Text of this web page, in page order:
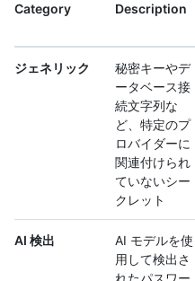
Category Description
ジェネリック
秘密キーやデ
ータベース接
続文字列な
ど、特定のプ
ロバイダーに
関連付けられ
ていないシー
クレット
AI 検出
AI モデルを使
用して検出さ